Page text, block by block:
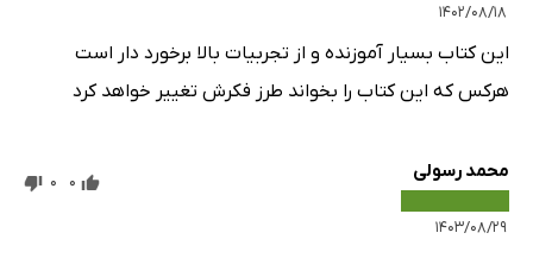
۱۴۰۲/۰۸/۱۸
این کتاب بسیار آموزنده و از تجربیات بالا برخورد دار است
هرکس که این کتاب را بخواند طرز فکرش تغییر خواهد کرد
محمد رسولی
۱۴۰۳/۰۸/۲۹
0
0